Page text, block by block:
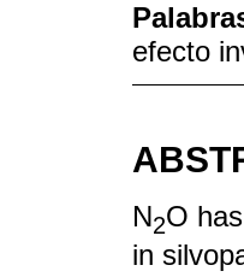
efecto
N2O
in